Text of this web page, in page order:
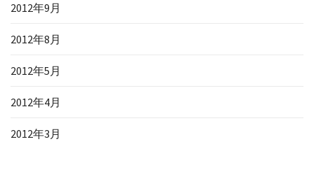
2012年9月
2012年8月
2012年5月
2012年4月
2012年3月